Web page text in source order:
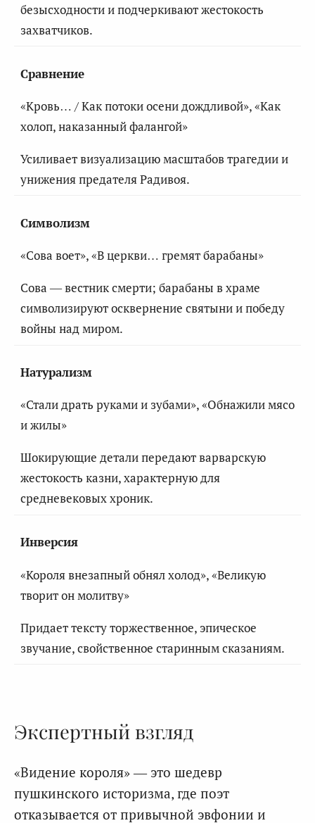
безысходности и подчеркивают жестокость
захватчиков.
Сравнение
«Кровь… / Как потоки осени дождливой», «Как
холоп, наказанный фалангой»
Усиливает визуализацию масштабов трагедии и
унижения предателя Радивоя.
Символизм
«Сова воет», «В церкви… гремят барабаны»
Сова — вестник смерти; барабаны в храме
символизируют осквернение святыни и победу
войны над миром.
Натурализм
«Стали драть руками и зубами», «Обнажили мясо
и жилы»
Шокирующие детали передают варварскую
жестокость казни, характерную для
средневековых хроник.
Инверсия
«Короля внезапный обнял холод», «Великую
творит он молитву»
Придает тексту торжественное, эпическое
звучание, свойственное старинным сказаниям.
Экспертный взгляд
«Видение короля» — это шедевр
пушкинского историзма, где поэт
отказывается от привычной эвфонии и